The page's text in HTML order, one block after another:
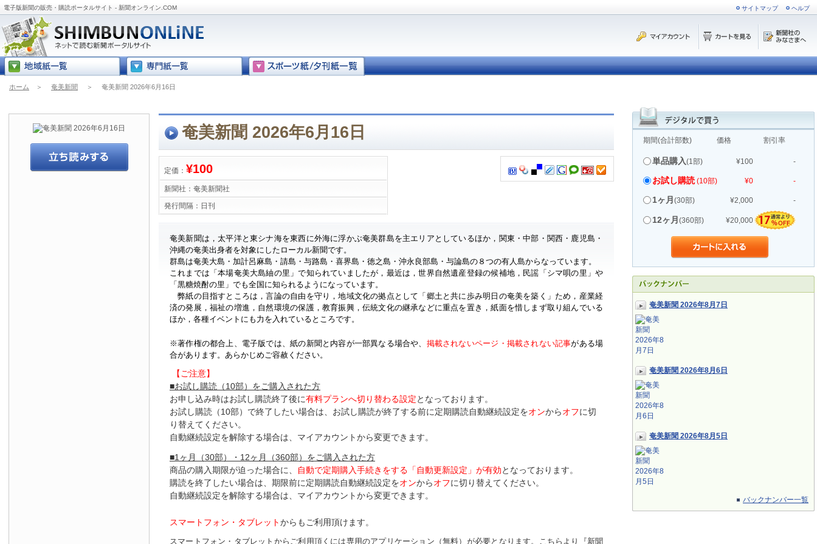
電子版新聞の販売・購読ポータルサイト - 新聞オンライン.COM サイトマップ ヘルプ
ホーム ＞ 奄美新聞 ＞ 奄美新聞 2026年6月16日
期間(合計部数) 価格 割引率
単品購入(1部) ¥100 -
お試し購読 (10部) ¥0 -
1ヶ月 (30部) ¥2,000 -
12ヶ月 (360部) ¥20,000
奄美新聞 2026年8月7日
奄美新聞 2026年8月6日
奄美新聞 2026年8月5日
バックナンバー一覧
奄美新聞 2026年6月16日
定価： ¥100
新聞社： 奄美新聞社
発行間隔： 日刊
奄美新聞は，太平洋と東シナ海を東西に外海に浮かぶ奄美群島を主エリアとしているほか，関東・中部・関西・鹿児島・
沖縄の奄美出身者を対象にしたローカル新聞です。
群島は奄美大島・加計呂麻島・請島・与路島・喜界島・徳之島・沖永良部島・与論島の８つの有人島からなっています。
これまでは「本場奄美大島紬の里」で知られていましたが，最近は，世界自然遺産登録の候補地，民謡「シマ唄の里」や
「黒糖焼酎の里」でも全国に知られるようになっています。
弊紙の目指すところは，言論の自由を守り，地域文化の拠点として「郷土と共に歩み明日の奄美を築く」ため，産業経
済の発展，福祉の増進，自然環境の保護，教育振興，伝統文化の継承などに重点を置き，紙面を惜しまず取り組んでいる
ほか，各種イベントにも力を入れているところです。
※著作権の都合上、 電子版では、紙の新聞と内容が一部異なる場合や、 掲載されないページ・掲載されない記事がある場
合があります。あらかじめご容赦ください。
【ご注意】
■お試し購読（10部）をご購入された方
お申し込み時はお試し購読終了後に有料プランへ切り替わる設定となっております。
お試し購読（10部）で終了したい場合は、お試し購読が終了する前に定期購読自動継続設定をオンからオフに切
り替えてください。
自動継続設定を解除する場合は、マイアカウントから変更できます。
■1ヶ月（30部）・12ヶ月（360部）をご購入された方
商品の購入期限が迫った場合に、
自動で定期購入手続きをする「自動更新設定」が有効となっております。
購読を終了したい場合は、期限前に定期購読自動継続設定をオンからオフに切り替えてください。
自動継続設定を解除する場合は、マイアカウントから変更できます。
スマートフォン・タブレットからもご利用頂けます。
スマートフォン・タブレットからご利用頂くには専用のアプリケーション（無料）が必要となります。 こちらより『新聞